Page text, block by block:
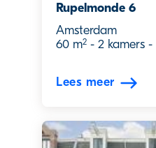
Rupelmonde 6
Amsterdam
60 m2 - 2 kamers -
Lees meer